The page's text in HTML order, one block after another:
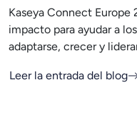
Kaseya Connect Europe
impacto para ayudar a
adaptarse, crecer y
Leer la entrada del blog